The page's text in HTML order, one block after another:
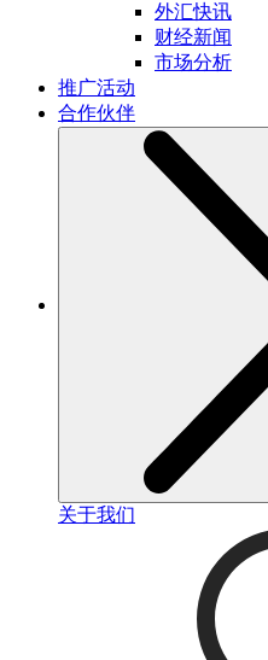
外汇快讯
财经新闻
市场分析
推广活动
合作伙伴
关于我们